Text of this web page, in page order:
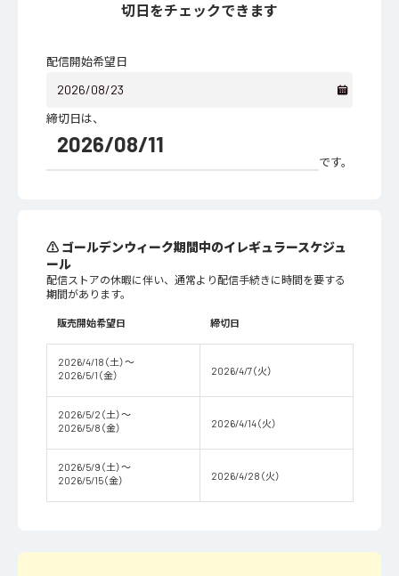
切日をチェックできます
配信開始希望日
締切日は、
2026/08/11
です。
⚠ ゴールデンウィーク期間中のイレギュラースケジュ
ール
配信ストアの休暇に伴い、通常より配信手続きに時間を要する
期間があります。
販売開始希望日 締切日
2026/4/18（土）〜
2026/5/1（金）
2026/4/7（火）
2026/5/2（土）〜
2026/5/8（金）
2026/4/14（火）
2026/5/9（土）〜
2026/5/15（金）
2026/4/28（火）